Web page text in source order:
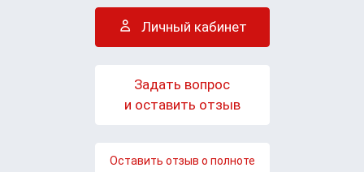
Личный кабинет
Задать вопрос
и оставить отзыв
Оставить отзыв о полноте